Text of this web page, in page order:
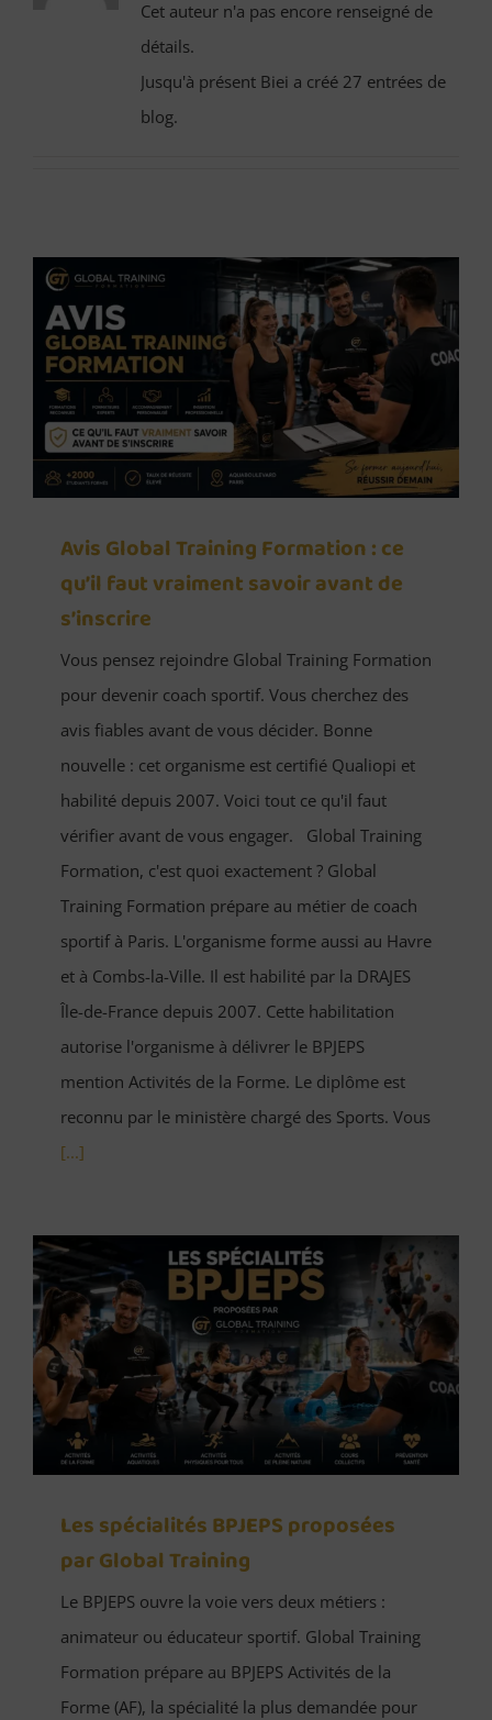
Cet auteur n'a pas encore renseigné de
détails.
Jusqu'à présent Biei a créé 27 entrées de
blog.
Avis Global Training Formation : ce
qu’il faut vraiment savoir avant de
s’inscrire
Vous pensez rejoindre Global Training Formation
pour devenir coach sportif. Vous cherchez des
avis fiables avant de vous décider. Bonne
nouvelle : cet organisme est certifié Qualiopi et
habilité depuis 2007. Voici tout ce qu'il faut
vérifier avant de vous engager. Global Training
Formation, c'est quoi exactement ? Global
Training Formation prépare au métier de coach
sportif à Paris. L'organisme forme aussi au Havre
et à Combs-la-Ville. Il est habilité par la DRAJES
Île-de-France depuis 2007. Cette habilitation
autorise l'organisme à délivrer le BPJEPS
mention Activités de la Forme. Le diplôme est
reconnu par le ministère chargé des Sports. Vous
[...]
Les spécialités BPJEPS proposées
par Global Training
Le BPJEPS ouvre la voie vers deux métiers :
animateur ou éducateur sportif. Global Training
Formation prépare au BPJEPS Activités de la
Forme (AF), la spécialité la plus demandée pour